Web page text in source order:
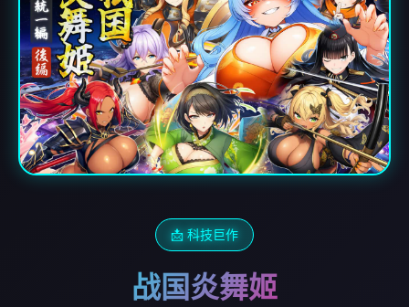
📩 科技巨作
战国炎舞姬